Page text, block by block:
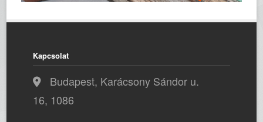
Kapcsolat
Budapest, Karácsony Sándor u.
16, 1086